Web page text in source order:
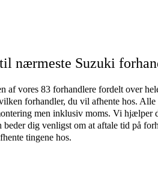
nærmeste Suzuki
af vores 83 forhandlere fordelt over
forhandler, du vil afhente hos. Alle
men inklusiv moms. Vi hjælper
beder dig venligst om at aftale tid på
tingene hos.